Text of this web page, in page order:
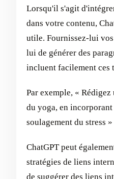
Lorsqu'il s'agit
dans votre contenu,
utile. Fournissez-lui
lui de générer des
incluent facilement ces
Par exemple, «
du yoga, en
soulagement du stress
ChatGPT peut
stratégies de liens
de suggérer des liens